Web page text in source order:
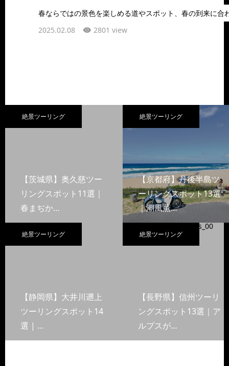
2025.02.08 2801 view
絶景ツーリング
【茨城県】奥久慈ツー
リングスポット11選｜
春まぢか…
絶景ツーリング
【京都府】丹後半島ツ
ーリングスポット13選
｜潮風薫…
絶景ツーリング
【静岡県】大井川遡上
ツーリングスポット14
選 | …
絶景ツーリング
【長野県】信州ツーリ
ングスポット13選｜ア
ルプスが…